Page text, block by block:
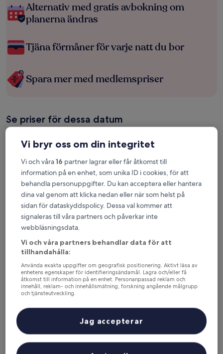
Alternativ med gratis avbokning om
planerna ändras
Tjäna förmåner för varje natt du bor
Spara mer med medlemspriser
Se priser för dessa datum
6 aug. - 7 aug.
7 aug. - 8 aug.
Till helgen
7 aug. - 9 aug.
Nästa helg
14 aug. - 16 aug.
Var vill du bo i Kråkhella?
Fastigheter väljs ut baserat på verkliga resenärsrecensioner och
popularitet bland gäster som har bokat en natt i Kråkhella på
komfort, läge och resenärsupplevelse. Senast uppdaterad den
6 augusti 2026.
Se mindre
Solund leilighetshotel
Vi bryr oss om din integritet
Vi och våra16 partner lagrar eller får åtkomst till
information på en enhet, som unika ID i cookies, för att
behandla personuppgifter. Du kan acceptera eller hantera
dina val genom att klicka nedan eller när som helst på
sidan för dataskyddspolicy. Dessa val kommer att
signaleras till våra partners och påverkar inte
webbläsningsdata.
Vi och våra partners behandlar data för att
tillhandahålla:
Använda exakta uppgifter om geografisk positionering. Aktivt läsa av
enhetens egenskaper för identifieringsändamål. Lagra och/eller få
åtkomst till information på en enhet. Personanpassad reklam och
innehåll, reklam- och innehållsmätning, forskning angående målgrupp
och tjänsteutveckling.
Jag accepterar